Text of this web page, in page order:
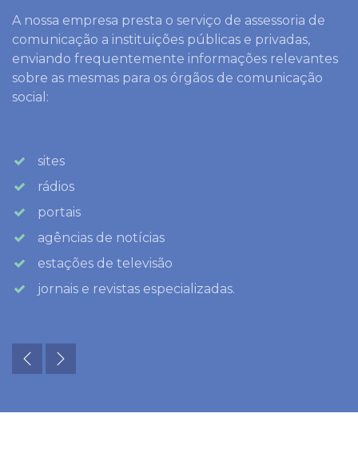
A nossa empresa presta o serviço de assessoria de
comunicação a instituições públicas e privadas,
enviando frequentemente informações relevantes
sobre as mesmas para os órgãos de comunicação
social:
sites
rádios
portais
agências de notícias
estações de televisão
jornais e revistas especializadas.